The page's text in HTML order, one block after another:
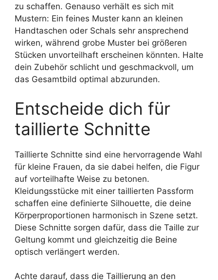
zu schaffen. Genauso verhält es sich mit
Mustern: Ein feines Muster kann an kleinen
Handtaschen oder Schals sehr ansprechend
wirken, während grobe Muster bei größeren
Stücken unvorteilhaft erscheinen könnten. Halte
dein Zubehör schlicht und geschmackvoll, um
das Gesamtbild optimal abzurunden.
Entscheide dich für
taillierte Schnitte
Taillierte Schnitte sind eine hervorragende Wahl
für kleine Frauen, da sie dabei helfen, die Figur
auf vorteilhafte Weise zu betonen.
Kleidungsstücke mit einer taillierten Passform
schaffen eine definierte Silhouette, die deine
Körperproportionen harmonisch in Szene setzt.
Diese Schnitte sorgen dafür, dass die Taille zur
Geltung kommt und gleichzeitig die Beine
optisch verlängert werden.
Achte darauf, dass die Taillierung an den